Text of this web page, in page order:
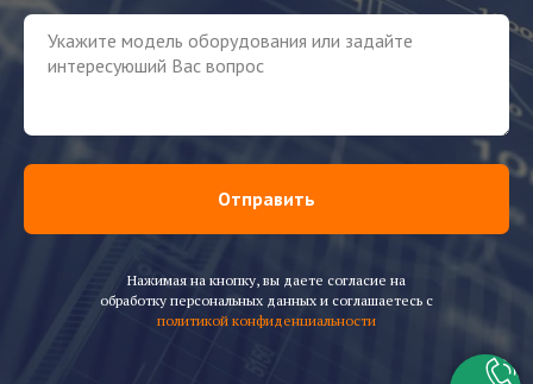
Отправить
Нажимая на кнопку, вы даете согласие на
обработку персональных данных и соглашаетесь c
политикой конфиденциальности